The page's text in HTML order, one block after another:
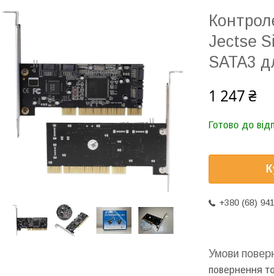
Jectse
SATA3
1 247 ₴
Готово до
+380 (68)
повернення